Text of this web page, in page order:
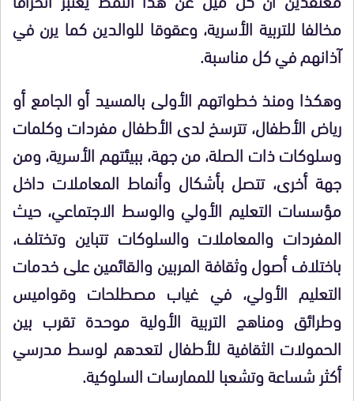
مخالفا للتربية الأسرية، وعقوقا للوالدين كما يرن في
آذانهم في كل مناسبة.
وهكذا ومنذ خطواتهم الأولى بالمسيد أو الجامع أو
رياض الأطفال، تترسخ لدى الأطفال مفردات وكلمات
وسلوكات ذات الصلة، من جهة، ببيئتهم الأسرية، ومن
جهة أخرى، تتصل بأشكال وأنماط المعاملات داخل
مؤسسات التعليم الأولي والوسط الاجتماعي، حيث
المفردات والمعاملات والسلوكات تتباين وتختلف،
باختلاف أصول وثقافة المربين والقائمين على خدمات
التعليم الأولي، في غياب مصطلحات وقواميس
وطرائق ومناهج التربية الأولية موحدة تقرب بين
الحمولات الثقافية للأطفال لتعدهم لوسط مدرسي
أكثر شساعة وتشعبا للممارسات السلوكية.